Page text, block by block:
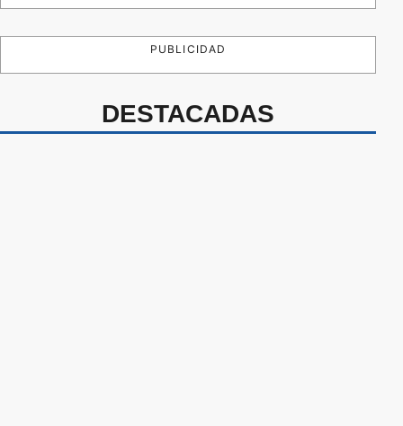
PUBLICIDAD
DESTACADAS